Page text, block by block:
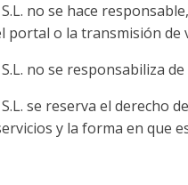
no se hace
o la transmisión
no se responsabiliza
se reserva el derecho
y la forma en que